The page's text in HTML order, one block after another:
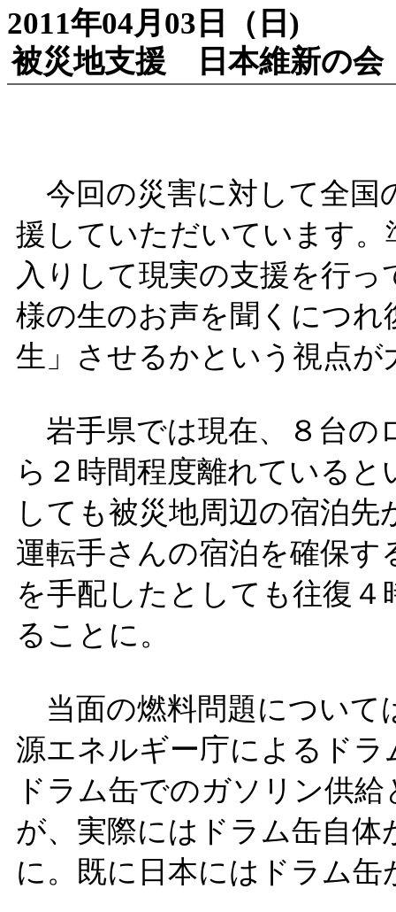
2011年04月03日（日)
被災地支援 日本維新の
今回の災害に対して全国
援していただいています
入りして現実の支援を行
様の生のお声を聞くにつ
生」させるかという視点
岩手県では現在、８台の
ら２時間程度離れている
しても被災地周辺の宿泊
運転手さんの宿泊を確保
を手配したとしても往復
ることに。
当面の燃料問題について
源エネルギー庁によるドラ
ドラム缶でのガソリン供
が、実際にはドラム缶自体
に。既に日本にはドラム